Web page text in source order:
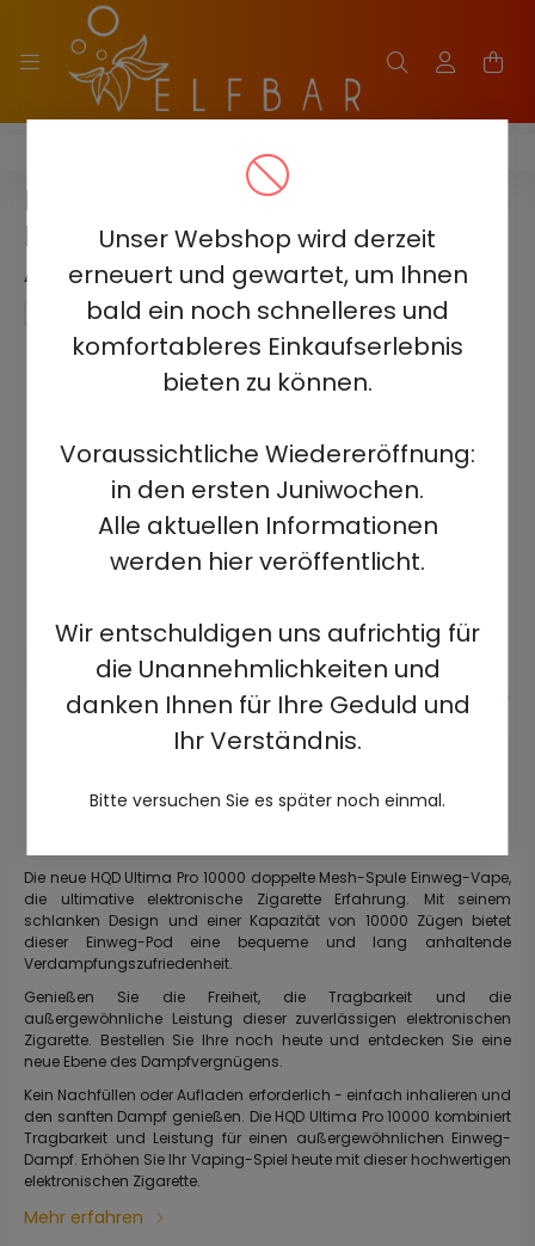
Unser Webshop wird derzeit
erneuert und gewartet, um Ihnen
bald ein noch schnelleres und
komfortableres Einkaufserlebnis
bieten zu können.
Voraussichtliche Wiedereröffnung:
in den ersten Juniwochen.
Alle aktuellen Informationen
werden hier veröffentlicht.
Wir entschuldigen uns aufrichtig für
die Unannehmlichkeiten und
danken Ihnen für Ihre Geduld und
Ihr Verständnis.
Bitte versuchen Sie es später noch einmal.
HQD ULTIMA PRO 10000
HQD ULTIMA PRO 10000 -
RASPBERRY WATERMELON 5% -
AUFLADBAR
Die neue HQD Ultima Pro 10000 doppelte Mesh-Spule Einweg-Vape,
die ultimative elektronische Zigarette Erfahrung. Mit seinem
schlanken Design und einer Kapazität von 10000 Zügen bietet
dieser Einweg-Pod eine bequeme und lang anhaltende
Verdampfungszufriedenheit.
Genießen Sie die Freiheit, die Tragbarkeit und die
außergewöhnliche Leistung dieser zuverlässigen elektronischen
Zigarette. Bestellen Sie Ihre noch heute und entdecken Sie eine
neue Ebene des Dampfvergnügens.
Kein Nachfüllen oder Aufladen erforderlich - einfach inhalieren und
den sanften Dampf genießen. Die HQD Ultima Pro 10000 kombiniert
Tragbarkeit und Leistung für einen außergewöhnlichen Einweg-
Dampf. Erhöhen Sie Ihr Vaping-Spiel heute mit dieser hochwertigen
elektronischen Zigarette.
Mehr erfahren